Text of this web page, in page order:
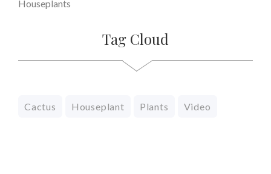
Tag Cloud
Cactus Houseplant Plants Video